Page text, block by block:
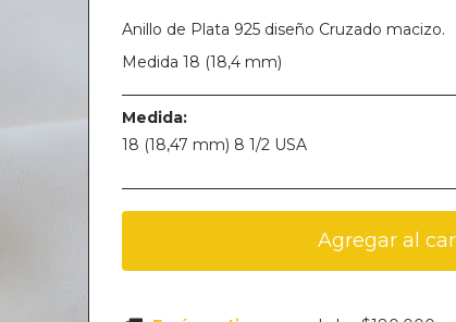
Anillo de Plata 925 diseño Cruzado macizo.
Medida 18 (18,4 mm)
Medida:
18 (18,47 mm) 8 1/2 USA